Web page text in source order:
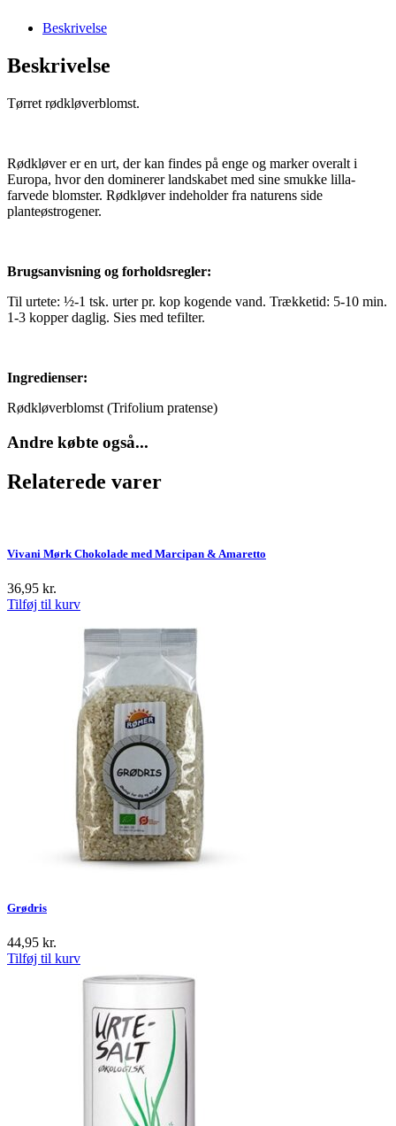
Beskrivelse
Beskrivelse
Tørret rødkløverblomst.
Rødkløver er en urt, der kan findes på enge og marker overalt i
Europa, hvor den dominerer landskabet med sine smukke lilla-
farvede blomster. Rødkløver indeholder fra naturens side
planteøstrogener.
Brugsanvisning og forholdsregler:
Til urtete: ½-1 tsk. urter pr. kop kogende vand. Trækketid: 5-10 min.
1-3 kopper daglig. Sies med tefilter.
Ingredienser:
Rødkløverblomst (Trifolium pratense)
Andre købte også...
Relaterede varer
Vivani Mørk Chokolade med Marcipan & Amaretto
36,95 kr.
Tilføj til kurv
Grødris
44,95 kr.
Tilføj til kurv